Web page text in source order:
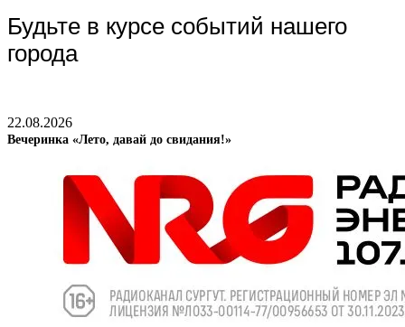
Будьте в курсе событий нашего
города
22.08.2026
Вечеринка «Лето, давай до свидания!»